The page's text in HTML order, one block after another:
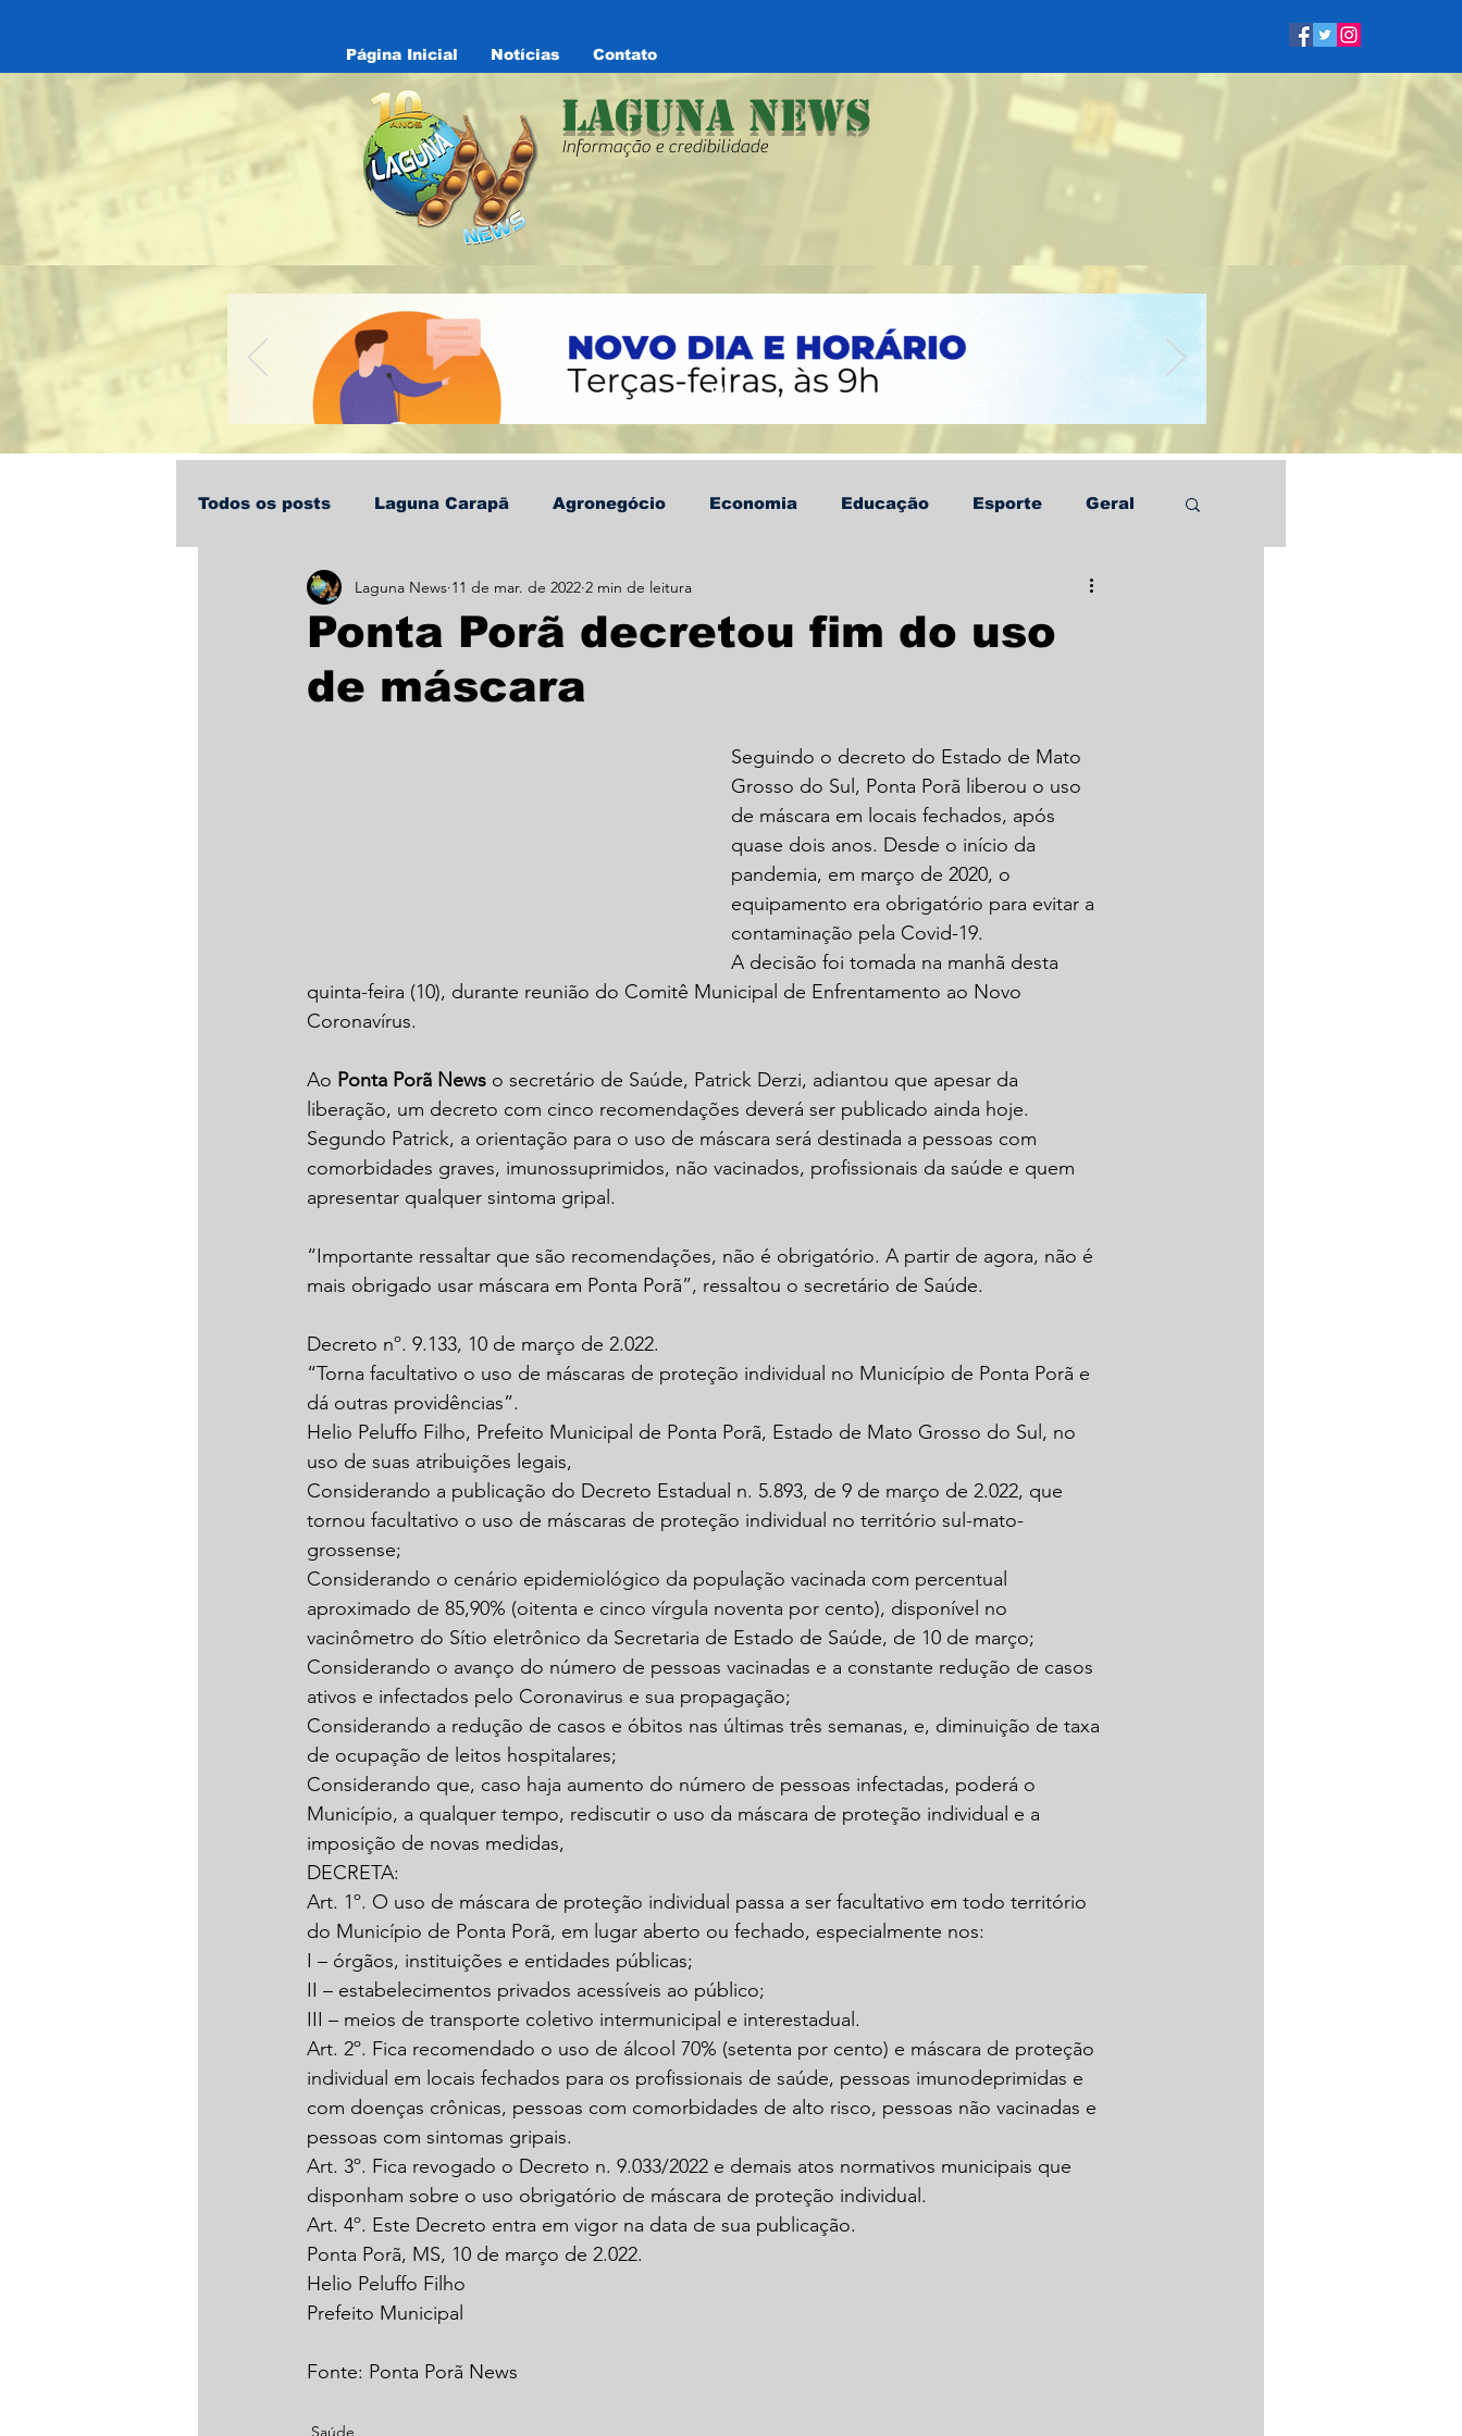
Página Inicial Notícias Contato
Laguna News
Informação e credibilidade
Todos os posts Laguna Carapã Agronegócio Economia Educação Esporte Geral
Policial Política Saúde Informe Publicitário
Ponta Porã decretou fim do uso
de máscara
Laguna News 11 de mar. de 2022 2 min de leitura
Seguindo o decreto do Estado de Mato
Grosso do Sul, Ponta Porã liberou o uso
de máscara em locais fechados, após
quase dois anos. Desde o início da
pandemia, em março de 2020, o
equipamento era obrigatório para evitar a
contaminação pela Covid-19.
A decisão foi tomada na manhã desta
quinta-feira (10), durante reunião do Comitê Municipal de Enfrentamento ao Novo
Coronavírus.
Ao Ponta Porã News o secretário de Saúde, Patrick Derzi, adiantou que apesar da
liberação, um decreto com cinco recomendações deverá ser publicado ainda hoje.
Segundo Patrick, a orientação para o uso de máscara será destinada a pessoas com
comorbidades graves, imunossuprimidos, não vacinados, profissionais da saúde e quem
apresentar qualquer sintoma gripal.
“Importante ressaltar que são recomendações, não é obrigatório. A partir de agora, não é
mais obrigado usar máscara em Ponta Porã”, ressaltou o secretário de Saúde.
Decreto nº. 9.133, 10 de março de 2.022.
“Torna facultativo o uso de máscaras de proteção individual no Município de Ponta Porã e
dá outras providências”.
Helio Peluffo Filho, Prefeito Municipal de Ponta Porã, Estado de Mato Grosso do Sul, no
uso de suas atribuições legais,
Considerando a publicação do Decreto Estadual n. 5.893, de 9 de março de 2.022, que
tornou facultativo o uso de máscaras de proteção individual no território sul-mato-
grossense;
Considerando o cenário epidemiológico da população vacinada com percentual
aproximado de 85,90% (oitenta e cinco vírgula noventa por cento), disponível no
vacinômetro do Sítio eletrônico da Secretaria de Estado de Saúde, de 10 de março;
Considerando o avanço do número de pessoas vacinadas e a constante redução de casos
ativos e infectados pelo Coronavirus e sua propagação;
Considerando a redução de casos e óbitos nas últimas três semanas, e, diminuição de taxa
de ocupação de leitos hospitalares;
Considerando que, caso haja aumento do número de pessoas infectadas, poderá o
Município, a qualquer tempo, rediscutir o uso da máscara de proteção individual e a
imposição de novas medidas,
DECRETA:
Art. 1º. O uso de máscara de proteção individual passa a ser facultativo em todo território
do Município de Ponta Porã, em lugar aberto ou fechado, especialmente nos:
I – órgãos, instituições e entidades públicas;
II – estabelecimentos privados acessíveis ao público;
III – meios de transporte coletivo intermunicipal e interestadual.
Art. 2º. Fica recomendado o uso de álcool 70% (setenta por cento) e máscara de proteção
individual em locais fechados para os profissionais de saúde, pessoas imunodeprimidas e
com doenças crônicas, pessoas com comorbidades de alto risco, pessoas não vacinadas e
pessoas com sintomas gripais.
Art. 3º. Fica revogado o Decreto n. 9.033/2022 e demais atos normativos municipais que
disponham sobre o uso obrigatório de máscara de proteção individual.
Art. 4º. Este Decreto entra em vigor na data de sua publicação.
Ponta Porã, MS, 10 de março de 2.022.
Helio Peluffo Filho
Prefeito Municipal
Fonte: Ponta Porã News
Saúde